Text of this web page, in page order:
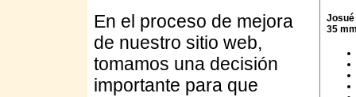
En el proceso de mejora
de nuestro sitio web,
tomamos una decisión
importante para que
Josué
35